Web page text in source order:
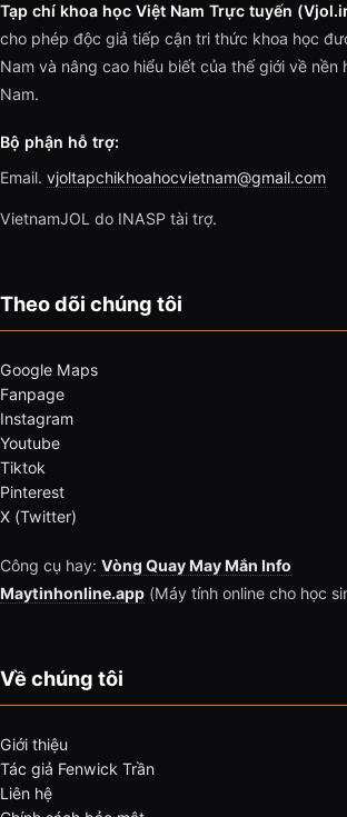
Tạp chí khoa học Việt Nam Trực tuyến
cho phép độc giả tiếp cận tri thức khoa học
Nam và nâng cao hiểu biết của thế giới về nền
Nam.
Bộ phận hỗ trợ:
Email. vjoltapchikhoahocvietnam@gmail.com
VietnamJOL do INASP tài trợ.
Theo dõi chúng tôi
Google Maps
Fanpage
Instagram
Youtube
Tiktok
Pinterest
X (Twitter)
Công cụ hay: Vòng Quay May Mắn Info
Maytinhonline.app (Máy tính online cho học
Về chúng tôi
Giới thiệu
Tác giả Fenwick Trần
Liên hệ